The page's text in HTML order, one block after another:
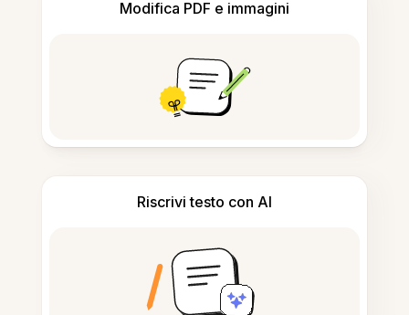
Modifica PDF e immagini
Riscrivi testo con AI